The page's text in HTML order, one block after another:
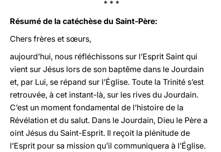
* * *
Résumé de la catéchèse du Saint-Père:
Chers frères et sœurs,
aujourd’hui, nous réfléchissons sur l’Esprit Saint qui
vient sur Jésus lors de son baptême dans le Jourdain
et, par Lui, se répand sur l’Église. Toute la Trinité s’est
retrouvée, à cet instant-là, sur les rives du Jourdain.
C’est un moment fondamental de l’histoire de la
Révélation et du salut. Dans le Jourdain, Dieu le Père a
oint Jésus du Saint-Esprit. Il reçoit la plénitude de
l’Esprit pour sa mission qu’il communiquera à l’Église.